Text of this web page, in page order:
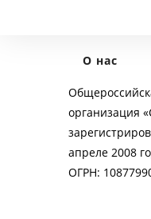
О нас
организация
апреле 2008
ОГРН: